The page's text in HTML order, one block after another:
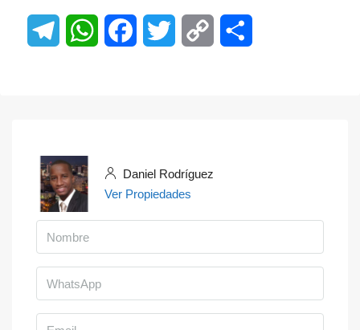
TelegramWhatsAppFacebookTwitter Copy
Daniel Rodríguez
Ver Propiedades